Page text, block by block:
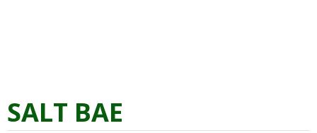
SALT BAE